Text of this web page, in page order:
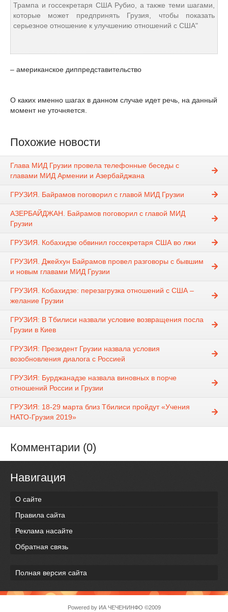
Трампа и госсекретаря США Рубио, а также теми шагами,
которые может предпринять Грузия, чтобы показать
серьезное отношение к улучшению отношений с США"
– американское диппредставительство
О каких именно шагах в данном случае идет речь, на данный
момент не уточняется.
Похожие новости
Глава МИД Грузии провела телефонные беседы с
главами МИД Армении и Азербайджана
ГРУЗИЯ. Байрамов поговорил с главой МИД Грузии
АЗЕРБАЙДЖАН. Байрамов поговорил с главой МИД
Грузии
ГРУЗИЯ. Кобахидзе обвинил госсекретаря США во лжи
ГРУЗИЯ. Джейхун Байрамов провел разговоры с бывшим
и новым главами МИД Грузии
ГРУЗИЯ. Кобахидзе: перезагрузка отношений с США –
желание Грузии
ГРУЗИЯ: В Тбилиси назвали условие возвращения посла
Грузии в Киев
ГРУЗИЯ: Президент Грузии назвала условия
возобновления диалога с Россией
ГРУЗИЯ: Бурджанадзе назвала виновных в порче
отношений России и Грузии
ГРУЗИЯ: 18-29 марта близ Тбилиси пройдут «Учения
НАТО-Грузия 2019»
Комментарии (0)
Навигация
О сайте
Правила сайта
Реклама насайте
Обратная связь
Полная версия сайта
Powered by ИА ЧЕЧЕНИНФО ©2009